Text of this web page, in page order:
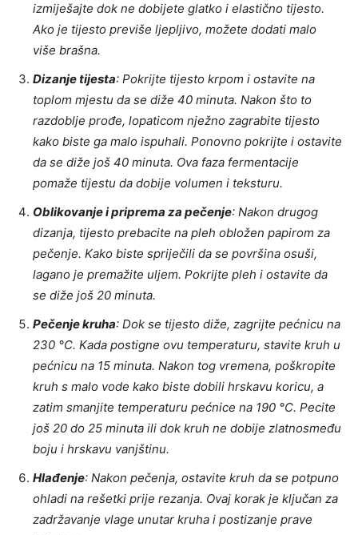
izmiješajte dok ne dobijete glatko i elastično tijesto.
Ako je tijesto previše ljepljivo, možete dodati malo
više brašna.
Dizanje tijesta: Pokrijte tijesto krpom i ostavite na
toplom mjestu da se diže 40 minuta. Nakon što to
razdoblje prođe, lopaticom nježno zagrabite tijesto
kako biste ga malo ispuhali. Ponovno pokrijte i ostavite
da se diže još 40 minuta. Ova faza fermentacije
pomaže tijestu da dobije volumen i teksturu.
Oblikovanje i priprema za pečenje: Nakon drugog
dizanja, tijesto prebacite na pleh obložen papirom za
pečenje. Kako biste spriječili da se površina osuši,
lagano je premažite uljem. Pokrijte pleh i ostavite da
se diže još 20 minuta.
Pečenje kruha: Dok se tijesto diže, zagrijte pećnicu na
230 °C. Kada postigne ovu temperaturu, stavite kruh u
pećnicu na 15 minuta. Nakon tog vremena, poškropite
kruh s malo vode kako biste dobili hrskavu koricu, a
zatim smanjite temperaturu pećnice na 190 °C. Pecite
još 20 do 25 minuta ili dok kruh ne dobije zlatnosmeđu
boju i hrskavu vanjštinu.
Hlađenje: Nakon pečenja, ostavite kruh da se potpuno
ohladi na rešetki prije rezanja. Ovaj korak je ključan za
zadržavanje vlage unutar kruha i postizanje prave